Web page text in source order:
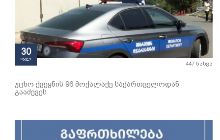
30
ივლ
447 ნახვა
უცხო ქვეყნის 96 მოქალაქე საქართველოდან
გააძევეს